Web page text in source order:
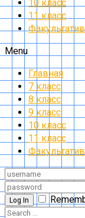
10 класс
11 класс
Факультатив
Menu
Главная
7 класс
8 класс
9 класс
10 класс
11 класс
Факультатив
Log In